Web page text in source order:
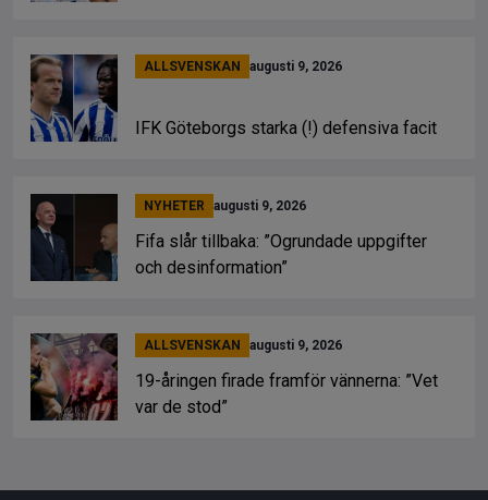
ALLSVENSKAN augusti 9, 2026
IFK Göteborgs starka (!) defensiva facit
NYHETER augusti 9, 2026
Fifa slår tillbaka: ”Ogrundade uppgifter
och desinformation”
ALLSVENSKAN augusti 9, 2026
19-åringen firade framför vännerna: ”Vet
var de stod”